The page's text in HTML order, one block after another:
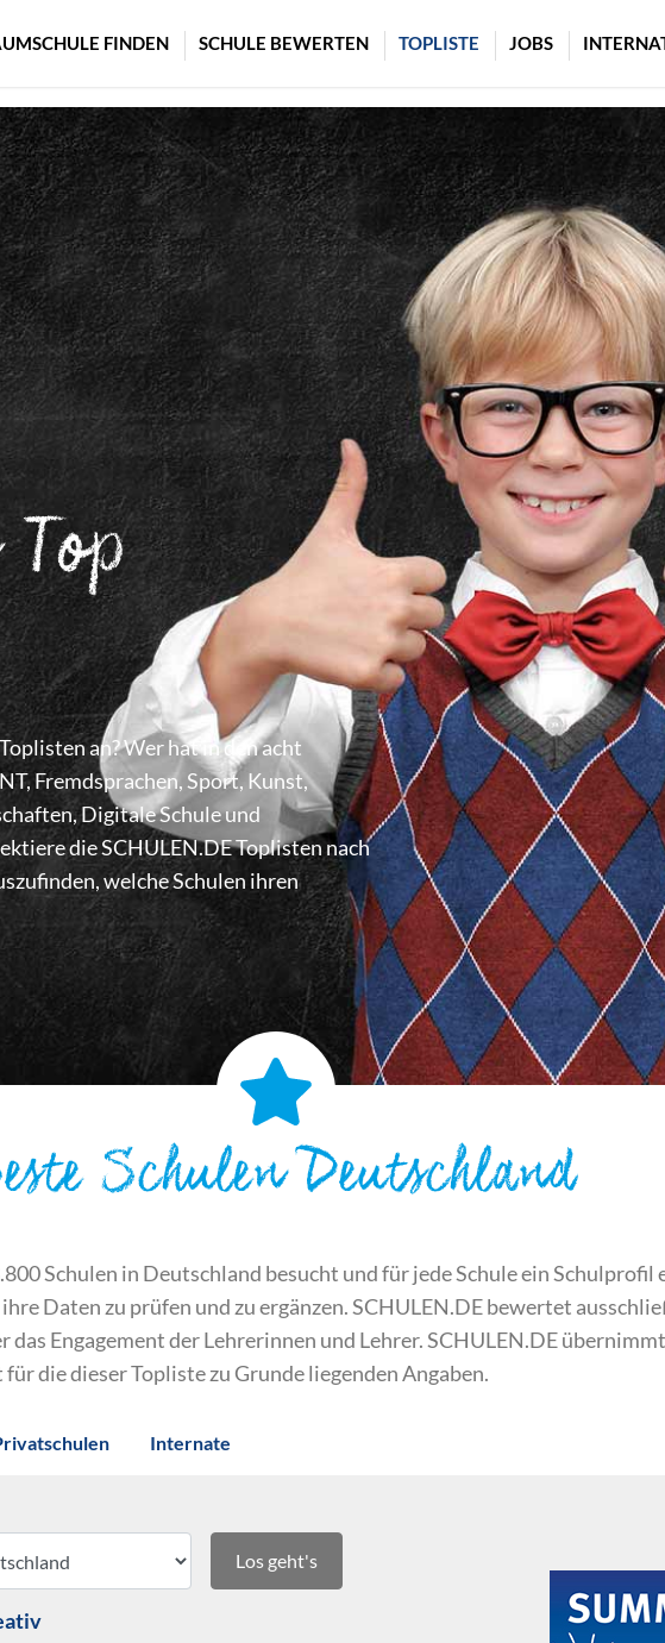
FINDEN SCHULE BEWERTEN TOPLISTE JOBS
Top
an? Wer hat in den acht
Fremdsprachen, Sport, Kunst,
Digitale Schule und
die SCHULEN.DE Toplisten nach
welche Schulen ihren
Schulen Deutschland
Schulen in Deutschland besucht und für jede Schule ein
Daten zu prüfen und zu ergänzen. SCHULEN.DE bewertet
Engagement der Lehrerinnen und Lehrer. SCHULEN.DE
die dieser Topliste zu Grunde liegenden Angaben.
Internate
Los geht's